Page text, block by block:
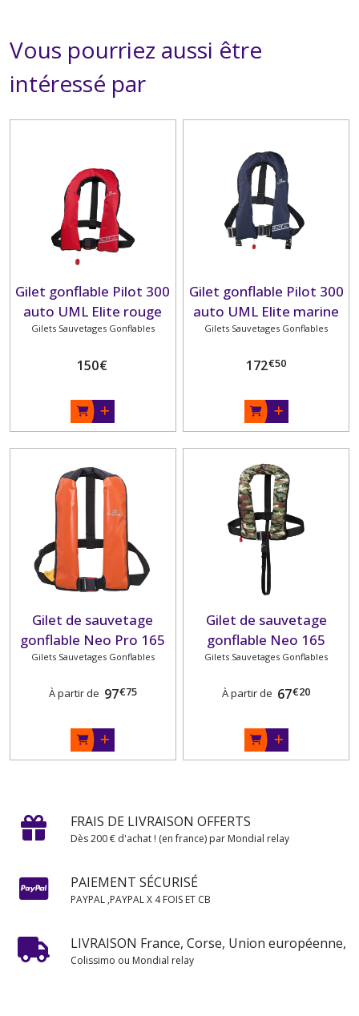
Vous pourriez aussi être
intéressé par
Gilet gonflable Pilot 300
auto UML Elite rouge
avec sous-cutale
Gilets Sauvetages Gonflables
150€
Gilet gonflable Pilot 300
auto UML Elite marine
avec harnais et sous-
Gilets Sauvetages Gonflables
172€50
Gilet de sauvetage
gonflable Neo Pro 165
hydrostatique housse
Gilets Sauvetages Gonflables
À partir de 97€75
Gilet de sauvetage
gonflable Neo 165
Fisherman PLASTIMO
Gilets Sauvetages Gonflables
À partir de 67€20
FRAIS DE LIVRAISON OFFERTS
Dès 200 € d'achat ! (en france) par Mondial relay
PAIEMENT SÉCURISÉ
PAYPAL ,PAYPAL X 4 FOIS ET CB
LIVRAISON France, Corse, Union européenne,
Colissimo ou Mondial relay